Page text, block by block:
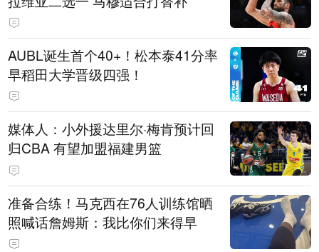
AUBL诞生首个40+！松本泰41分率
早稻田大学晋级四强！
媒体人：小外援达里尔·梅肯预计回
归CBA 有望加盟福建男篮
准备合练！马克西在76人训练馆晒
照喊话詹姆斯：我比你们来得早